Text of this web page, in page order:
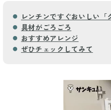
レンチンですぐおいしい「
具材がごろごろ
おすすめアレンジ
ぜひチェックしてみて